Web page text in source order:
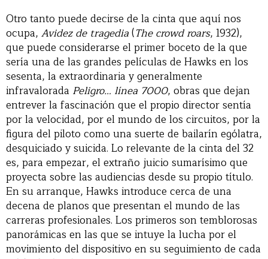
Otro tanto puede decirse de la cinta que aquí nos
ocupa, Avidez de tragedia(The crowd roars, 1932),
que puede considerarse el primer boceto de la que
sería una de las grandes películas de Hawks en los
sesenta, la extraordinaria y generalmente
infravalorada Peligro… línea 7000, obras que dejan
entrever la fascinación que el propio director sentía
por la velocidad, por el mundo de los circuitos, por la
figura del piloto como una suerte de bailarín ególatra,
desquiciado y suicida. Lo relevante de la cinta del 32
es, para empezar, el extraño juicio sumarísimo que
proyecta sobre las audiencias desde su propio título.
En su arranque, Hawks introduce cerca de una
decena de planos que presentan el mundo de las
carreras profesionales. Los primeros son temblorosas
panorámicas en las que se intuye la lucha por el
movimiento del dispositivo en su seguimiento de cada